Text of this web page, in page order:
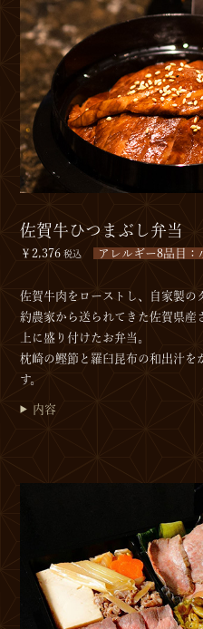
佐賀牛ひつまぶし弁当
￥2,376 税込 アレルギー8品目：
佐賀牛肉をローストし、自家製の
約農家から送られてきた佐賀県産
上に盛り付けたお弁当。
枕崎の鰹節と羅臼昆布の和出汁を
す。
内容